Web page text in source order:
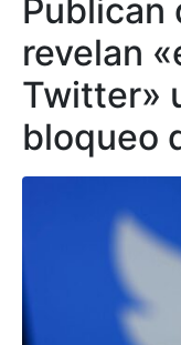
Publican
revelan
Twitter»
bloqueo